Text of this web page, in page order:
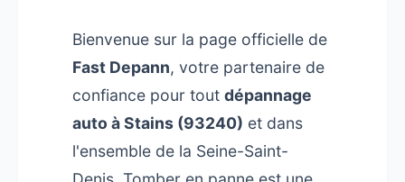
Bienvenue sur la page officielle de
Fast Depann, votre partenaire de
confiance pour tout dépannage
auto à Stains (93240) et dans
l'ensemble de la Seine-Saint-